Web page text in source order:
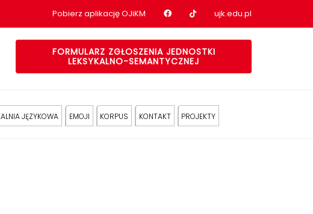
Pobierz aplikację OJiKM Nasz profil na Facebook
Nasz profil na tiktok
ujk.edu.pl
FORMULARZ ZGŁOSZENIA JEDNOSTKI
LEKSYKALNO-SEMANTYCZNEJ
JĘZYKOWA EMOJI KORPUS KONTAKT PROJEKTY